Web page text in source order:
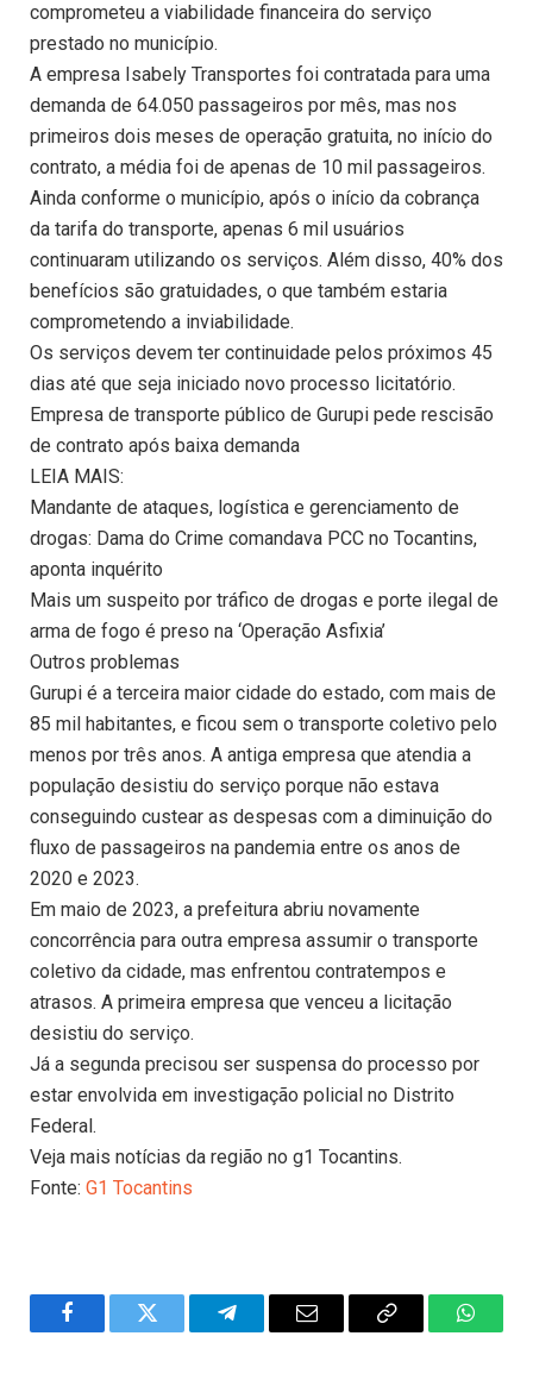
comprometeu a viabilidade financeira do serviço
prestado no município.
A empresa Isabely Transportes foi contratada para uma
demanda de 64.050 passageiros por mês, mas nos
primeiros dois meses de operação gratuita, no início do
contrato, a média foi de apenas de 10 mil passageiros.
Ainda conforme o município, após o início da cobrança
da tarifa do transporte, apenas 6 mil usuários
continuaram utilizando os serviços. Além disso, 40% dos
benefícios são gratuidades, o que também estaria
comprometendo a inviabilidade.
Os serviços devem ter continuidade pelos próximos 45
dias até que seja iniciado novo processo licitatório.
Empresa de transporte público de Gurupi pede rescisão
de contrato após baixa demanda
LEIA MAIS:
Mandante de ataques, logística e gerenciamento de
drogas: Dama do Crime comandava PCC no Tocantins,
aponta inquérito
Mais um suspeito por tráfico de drogas e porte ilegal de
arma de fogo é preso na ‘Operação Asfixia’
Outros problemas
Gurupi é a terceira maior cidade do estado, com mais de
85 mil habitantes, e ficou sem o transporte coletivo pelo
menos por três anos. A antiga empresa que atendia a
população desistiu do serviço porque não estava
conseguindo custear as despesas com a diminuição do
fluxo de passageiros na pandemia entre os anos de
2020 e 2023.
Em maio de 2023, a prefeitura abriu novamente
concorrência para outra empresa assumir o transporte
coletivo da cidade, mas enfrentou contratempos e
atrasos. A primeira empresa que venceu a licitação
desistiu do serviço.
Já a segunda precisou ser suspensa do processo por
estar envolvida em investigação policial no Distrito
Federal.
Veja mais notícias da região no g1 Tocantins.
Fonte: G1 Tocantins
FacebookTwitter TelegramEmail
Copy